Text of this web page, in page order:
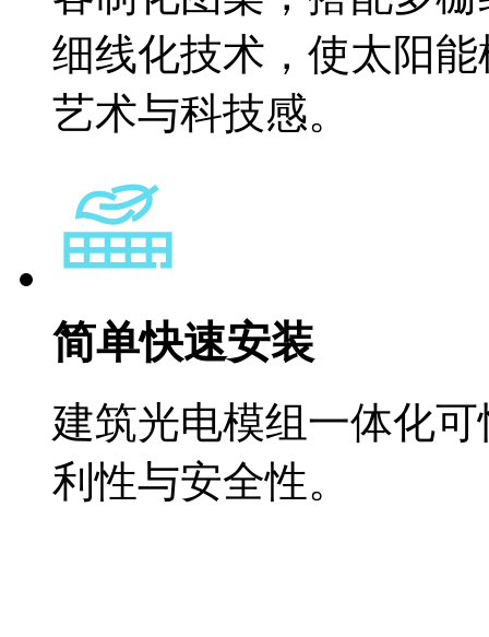
细线化技术，使太阳
艺术与科技感。
简单快速安装
建筑光电模组一体化
利性与安全性。